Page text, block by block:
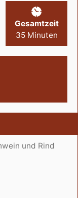
Gesamtzeit
35 Minuten
und Rind